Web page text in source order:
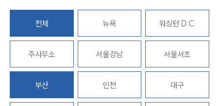
전체 뉴욕 워싱턴 D.C.
주사무소 서울강남 서울서초
부산 인천 대구